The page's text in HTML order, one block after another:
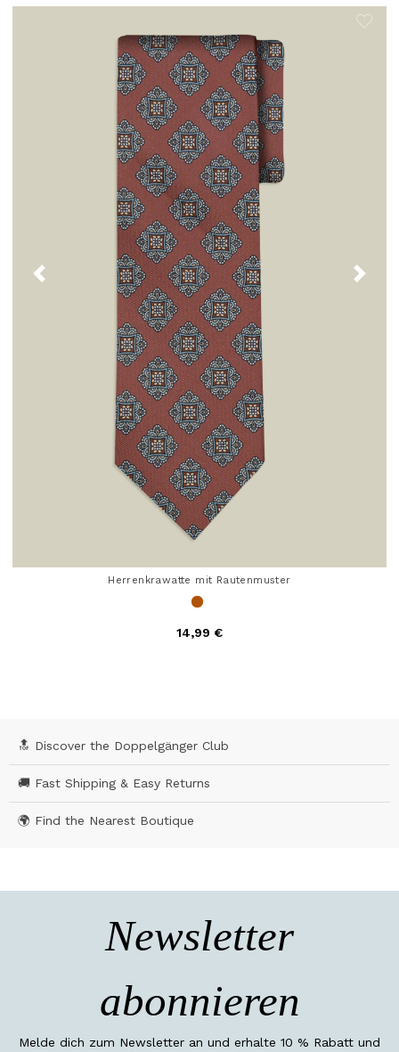
Herrenkrawatte mit Rautenmuster
14,99 €
🔝 Discover the Doppelgänger Club
🚚 Fast Shipping & Easy Returns
🌍 Find the Nearest Boutique
Newsletter
abonnieren
Melde dich zum Newsletter an und erhalte 10 % Rabatt und